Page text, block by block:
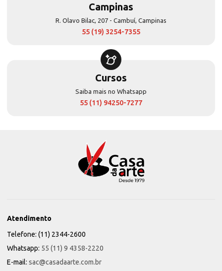
Campinas
R. Olavo Bilac, 207 - Cambuí, Campinas
55 (19) 3254-7355
Cursos
Saiba mais no Whatsapp
55 (11) 94250-7277
Atendimento
Telefone: (11) 2344-2600
Whatsapp: 55 (11) 9 4358-2220
E-mail: sac@casadaarte.com.br